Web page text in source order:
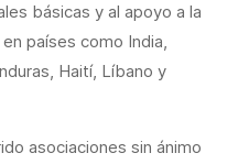
básicas y al apoyo a la
países como India,
Haití, Líbano y
asociaciones sin ánimo